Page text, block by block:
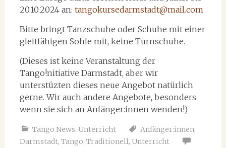
20.10.2024 an: tangokursedarmstadt@mail.com
Bitte bringt Tanzschuhe oder Schuhe mit einer
gleitfähigen Sohle mit, keine Turnschuhe.
(Dieses ist keine Veranstaltung der
Tango!nitiative Darmstadt, aber wir
unterstüzten dieses neue Angebot natürlich
gerne. Wir auch andere Angebote, besonders
wenn sie sich an Anfänger:innen wenden!)
Tango News, Unterricht Anfänger:innen,
Darmstadt, Tango, Traditionell, Unterricht